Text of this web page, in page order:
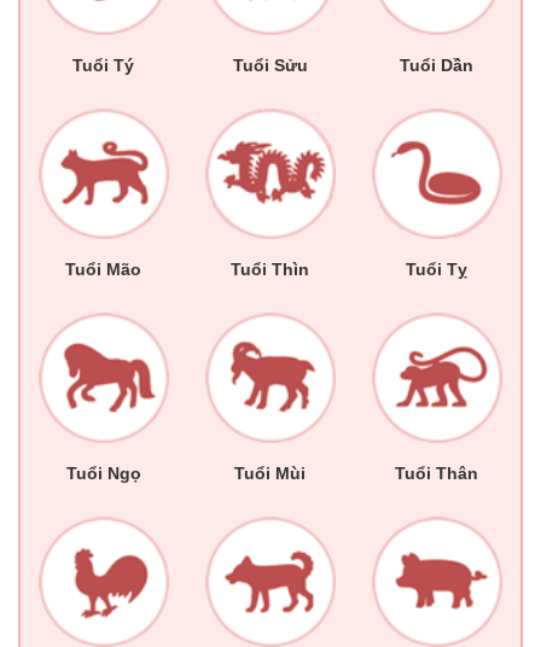
Tuổi Tý Tuổi Sửu Tuổi Dần
Tuổi Mão Tuổi Thìn Tuổi Tỵ
Tuổi Ngọ Tuổi Mùi Tuổi Thân